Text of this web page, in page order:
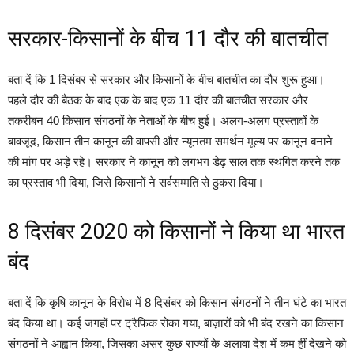
सरकार-किसानों के बीच 11 दौर की बातचीत
बता दें कि 1 दिसंबर से सरकार और किसानों के बीच बातचीत का दौर शुरू हुआ।
पहले दौर की बैठक के बाद एक के बाद एक 11 दौर की बातचीत सरकार और
तकरीबन 40 किसान संगठनों के नेताओं के बीच हुई। अलग-अलग प्रस्तावों के
बावजूद, किसान तीन कानून की वापसी और न्यूनतम समर्थन मूल्य पर कानून बनाने
की मांग पर अड़े रहे। सरकार ने कानून को लगभग डेढ़ साल तक स्थगित करने तक
का प्रस्ताव भी दिया, जिसे किसानों ने सर्वसम्मति से ठुकरा दिया।
8 दिसंबर 2020 को किसानों ने किया था भारत
बंद
बता दें कि कृषि कानून के विरोध में 8 दिसंबर को किसान संगठनों ने तीन घंटे का भारत
बंद किया था। कई जगहों पर ट्रैफिक रोका गया, बाज़ारों को भी बंद रखने का किसान
संगठनों ने आह्वान किया, जिसका असर कुछ राज्यों के अलावा देश में कम हीं देखने को